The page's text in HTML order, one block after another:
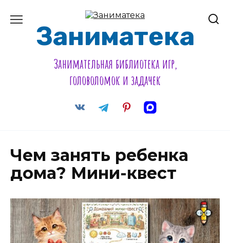
содержаниюЗаниматека
Занимательная библиотека игр,
головоломок и задачек
Чем занять ребенка
дома? Мини-квест